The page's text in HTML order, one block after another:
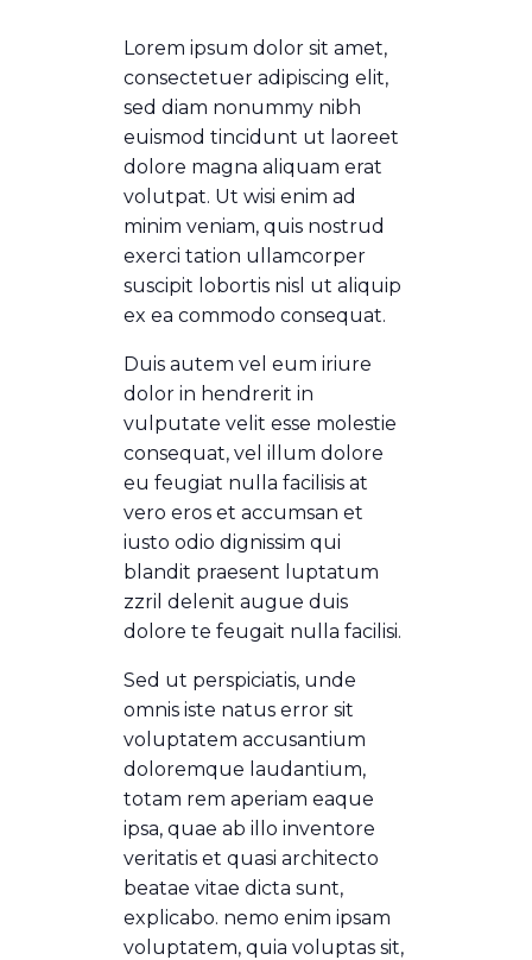
Lorem ipsum dolor sit amet,
consectetuer adipiscing elit,
sed diam nonummy nibh
euismod tincidunt ut laoreet
dolore magna aliquam erat
volutpat. Ut wisi enim ad
minim veniam, quis nostrud
exerci tation ullamcorper
suscipit lobortis nisl ut aliquip
ex ea commodo consequat.
Duis autem vel eum iriure
dolor in hendrerit in
vulputate velit esse molestie
consequat, vel illum dolore
eu feugiat nulla facilisis at
vero eros et accumsan et
iusto odio dignissim qui
blandit praesent luptatum
zzril delenit augue duis
dolore te feugait nulla facilisi.
Sed ut perspiciatis, unde
omnis iste natus error sit
voluptatem accusantium
doloremque laudantium,
totam rem aperiam eaque
ipsa, quae ab illo inventore
veritatis et quasi architecto
beatae vitae dicta sunt,
explicabo. nemo enim ipsam
voluptatem, quia voluptas sit,